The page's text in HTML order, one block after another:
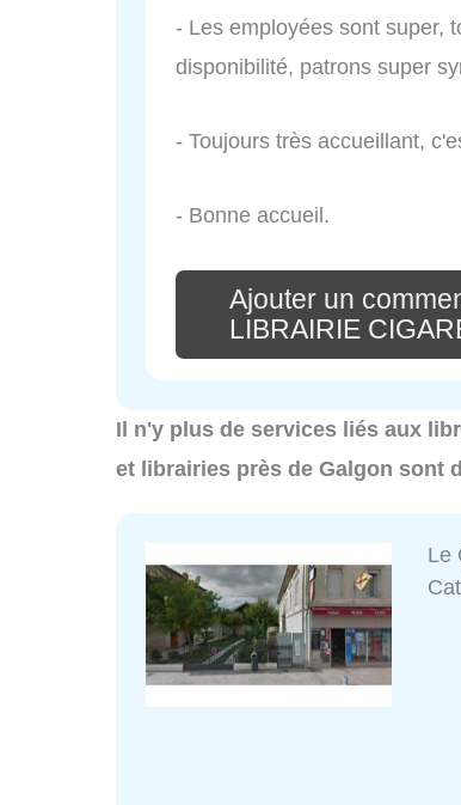
- Les employées sont super,
disponibilité, patrons super
- Toujours très accueillant,
- Bonne accueil.
Ajouter un
LIBRAIRIE
Il n'y plus de services liés aux
et librairies près de Galgon sont
Le